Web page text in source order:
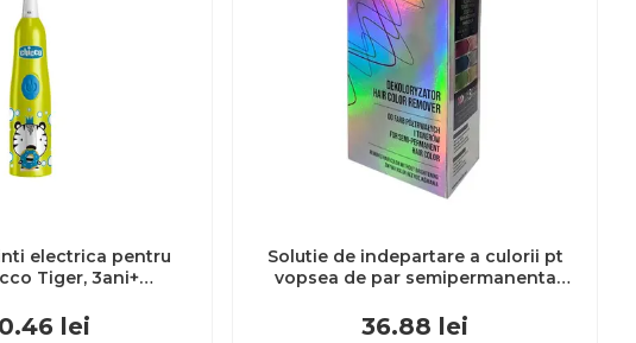
electrica pentru
Tiger, 3ani+
lei
Solutie de indepartare a culorii pt
vopsea de par semipermanenta
ml
36.88 lei